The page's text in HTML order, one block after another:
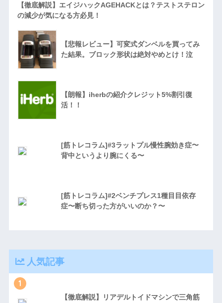
【徹底解説】エイジハックAGEHACKとは？テストステロン
の減少が気になる方必見！
【悲報レビュー】可変式ダンベルを買ってみ
た結果。ブロック形状は絶対やめとけ！泣
【朗報】iherbの紹介クレジット5%割引復
活！！
[筋トレコラム]#3ラットプル慢性腕効き症〜
背中というより腕にくる〜
[筋トレコラム]#2ベンチプレス1種目目依存
症〜断ち切った方がいいのか？〜
人気記事
1
【徹底解説】リアデルトイドマシンで三角筋